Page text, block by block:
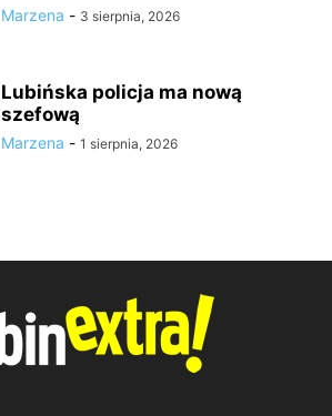
Marzena - 3 sierpnia, 2026
Lubińska policja ma nową
szefową
Marzena - 1 sierpnia, 2026